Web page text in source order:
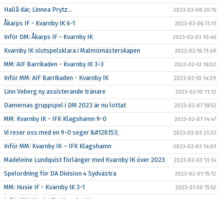
Hallå där, Linnea Prytz... 2023-03-08 20:15
Åkarps IF - Kvarnby IK 6-1 2023-03-06 11:11
Inför DM: Åkarps IF - Kvarnby IK 2023-03-03 10:46
Kvarnby IK slutspelsklara i Malmömästerskapen 2023-02-16 11:49
MM: AIF Barrikaden - Kvarnby IK 3-3 2023-02-13 18:02
Inför MM: AIF Barrikaden - Kvarnby IK 2023-02-10 14:29
Linn Veberg ny assisterande tränare 2023-02-10 11:12
Damernas gruppspel i DM 2023 är nu lottat 2023-02-07 18:52
MM: Kvarnby IK - IFK Klagshamn 9-0 2023-02-07 14:47
Vi reser oss med en 9-0 seger &#128153; 2023-02-03 21:33
Inför MM: Kvarnby IK – IFK Klagshamn 2023-02-03 14:01
Madeleine Lundquist förlänger med Kvarnby IK över 2023 2023-02-03 13:14
Spelordning för DA Division 4 Sydvästra 2023-02-01 15:12
MM: Husie IF - Kvarnby IK 3-1 2023-01-30 15:52